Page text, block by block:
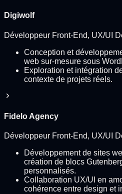
Digiwolf
Développeur Front-End, UX/UI
Conception et
web sur-mesure sous
Exploration et intégration
contexte de projets réels.
Fidelo Agency
Développeur Front-End, UX/UI
Développement de sites
création de blocs
personnalisés.
Collaboration UX/UI en
cohérence entre design et